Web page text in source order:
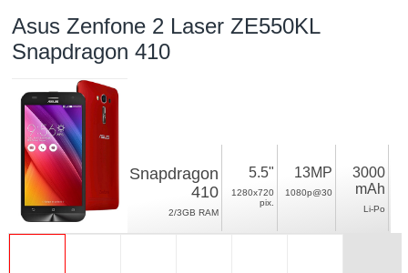
Asus Zenfone 2 Laser ZE550KL
Snapdragon 410
Snapdragon
410
2/3GB RAM
5.5"
1280x720
pix.
13MP
1080p@30
3000
mAh
Li-Po